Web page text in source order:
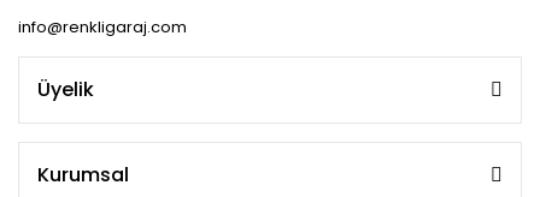
info@renkligaraj.com
Üyelik
Kurumsal